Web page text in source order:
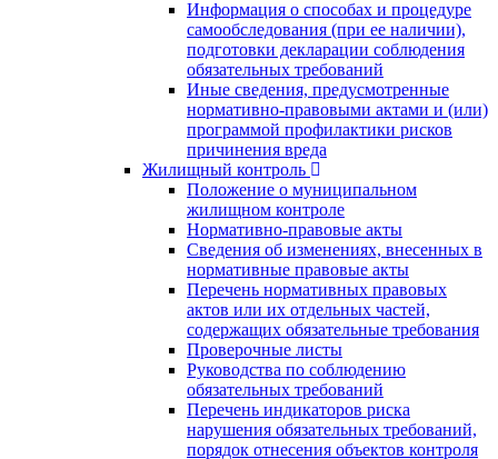
Информация о способах и процедуре
самообследования (при ее наличии),
подготовки декларации соблюдения
обязательных требований
Иные сведения, предусмотренные
нормативно-правовыми актами и (или)
программой профилактики рисков
причинения вреда
Жилищный контроль
Положение о муниципальном
жилищном контроле
Нормативно-правовые акты
Сведения об изменениях, внесенных в
нормативные правовые акты
Перечень нормативных правовых
актов или их отдельных частей,
содержащих обязательные требования
Проверочные листы
Руководства по соблюдению
обязательных требований
Перечень индикаторов риска
нарушения обязательных требований,
порядок отнесения объектов контроля